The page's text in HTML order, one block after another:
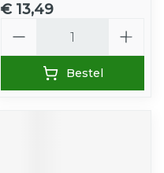
€ 13,49
Bestel